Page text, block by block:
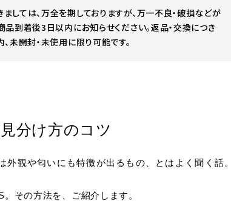
しては、万全を期しておりますが、万一不良・破損などが
品到着後3日以内にお知らせください。返品・交換につき
、未開封・未使用に限り可能です。
分け方のコツ
外観や匂いにも特徴が出るもの、とはよく聞く話
その方法を、ご紹介します。